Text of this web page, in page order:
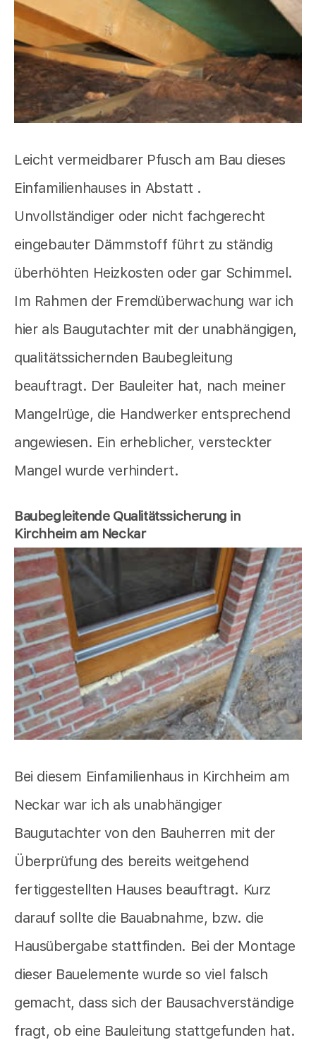
Leicht vermeidbarer Pfusch am Bau dieses
Einfamilienhauses in Abstatt .
Unvollständiger oder nicht fachgerecht
eingebauter Dämmstoff führt zu ständig
überhöhten Heizkosten oder gar Schimmel.
Im Rahmen der Fremdüberwachung war ich
hier als Baugutachter mit der unabhängigen,
qualitätssichernden Baubegleitung
beauftragt. Der Bauleiter hat, nach meiner
Mangelrüge, die Handwerker entsprechend
angewiesen. Ein erheblicher, versteckter
Mangel wurde verhindert.
Baubegleitende Qualitätssicherung in
Kirchheim am Neckar
Bei diesem Einfamilienhaus in Kirchheim am
Neckar war ich als unabhängiger
Baugutachter von den Bauherren mit der
Überprüfung des bereits weitgehend
fertiggestellten Hauses beauftragt. Kurz
darauf sollte die Bauabnahme, bzw. die
Hausübergabe stattfinden. Bei der Montage
dieser Bauelemente wurde so viel falsch
gemacht, dass sich der Bausachverständige
fragt, ob eine Bauleitung stattgefunden hat.